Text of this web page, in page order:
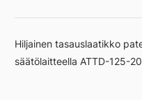
Hiljainen tasauslaatikko
säätölaitteella ATTD-125-